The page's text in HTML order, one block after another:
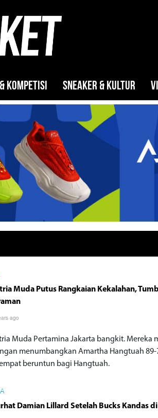
KOMPETISI SNEAKER & KULTUR
Muda Putus Rangkaian Kekalahan,
ago
Muda Pertamina Jakarta bangkit. Mereka
menumbangkan Amartha Hangtuah
beruntun bagi Hangtuah.
Damian Lillard Setelah Bucks Kandas